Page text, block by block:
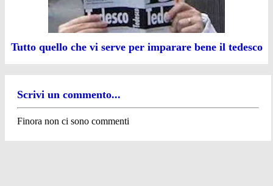
Tutto quello che vi serve per imparare bene il tedesco
Scrivi un commento...
Finora non ci sono commenti